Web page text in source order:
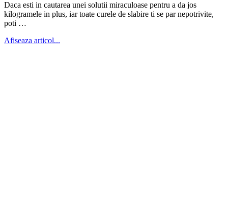
Daca esti in cautarea unei solutii miraculoase pentru a da jos
kilogramele in plus, iar toate curele de slabire ti se par nepotrivite,
poti …
Afiseaza articol...